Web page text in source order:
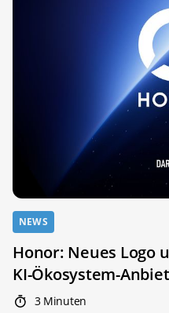
NEWS
Honor: Neues Logo
KI-Ökosystem-
3 Minuten